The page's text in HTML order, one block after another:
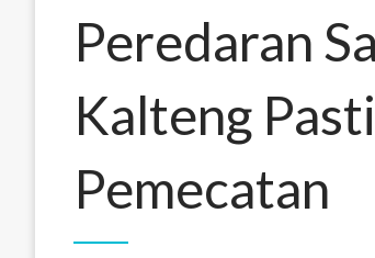
Peredaran
Kalteng
Pemecatan